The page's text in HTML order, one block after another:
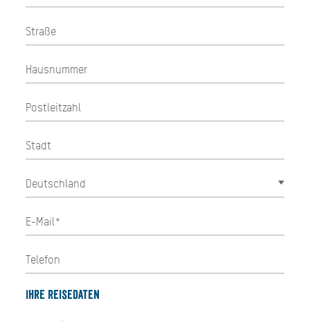
Ihre Reisedaten